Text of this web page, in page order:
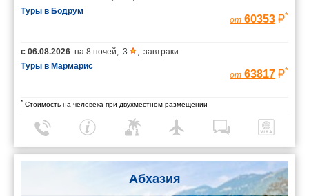
Туры в Бодрум
от 60353 *
с 06.08.2026 на 8 ночей, 3 , завтраки
Туры в Мармарис
от 63817 *
* Стоимость на человека при двухместном размещении
Абхазия